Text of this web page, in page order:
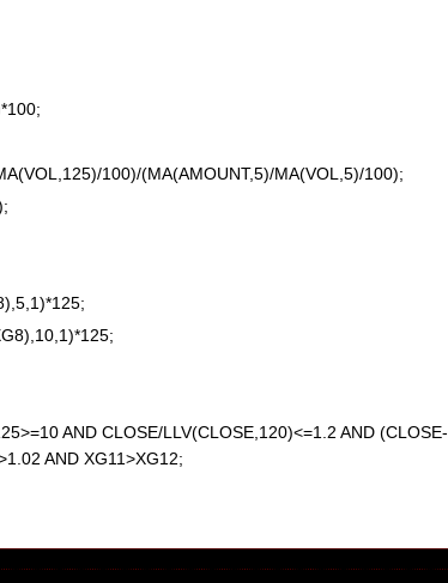
100)/(MA(AMOUNT,5)/MA(VOL,5)/100);
AND CLOSE/LLV(CLOSE,120)<=1.2 AND (CLOSE-
AND XG11>XG12;